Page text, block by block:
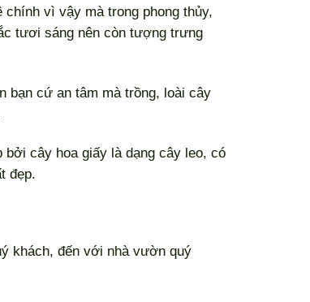
vì vậy mà trong phong thủy,
tươi sáng nên còn tượng trưng
bạn cứ an tâm mà trồng, loài cây
cây hoa giấy là dạng cây leo, có
đẹp.
khách, đến với nhà vườn quý